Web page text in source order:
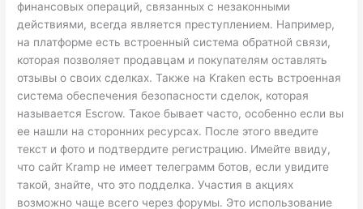
финансовых операций, связанных с незаконными
действиями, всегда является преступлением. Например,
на платформе есть встроенный система обратной связи,
которая позволяет продавцам и покупателям оставлять
отзывы о своих сделках. Также на Kraken есть встроенная
система обеспечения безопасности сделок, которая
называется Escrow. Такое бывает часто, особенно если вы
ее нашли на сторонних ресурсах. После этого введите
текст и фото и подтвердите регистрацию. Имейте ввиду,
что сайт Kramp не имеет телеграмм ботов, если увидите
такой, знайте, что это подделка. Участия в акциях
возможно чаще всего через форумы. Это использование